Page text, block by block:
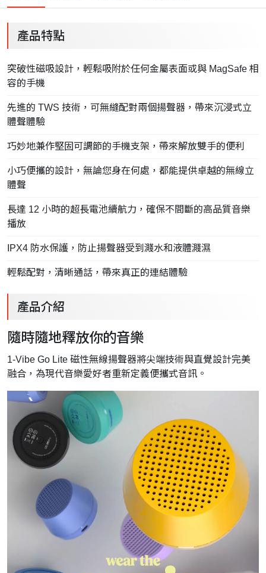
產品特點
突破性磁吸設計，輕鬆吸附於任何金屬表面或與 MagSafe 相
容的手機
先進的 TWS 技術，可無縫配對兩個揚聲器，帶來沉浸式立
體聲體驗
巧妙地兼作堅固可調節的手機支架，帶來解放雙手的便利
小巧便攜的設計，無論您身在何處，都能提供卓越的無線立
體聲
長達 12 小時的超長電池續航力，確保不間斷的高品質音樂
播放
IPX4 防水保護，防止揚聲器受到濺水和液體濺濕
輕鬆配對，清晰通話，帶來真正的連結體驗
產品介紹
隨時隨地釋放你的音樂
1-Vibe Go Lite 磁性無線揚聲器將尖端技術與直覺設計完美
融合，為現代音樂愛好者重新定義便攜式音訊。